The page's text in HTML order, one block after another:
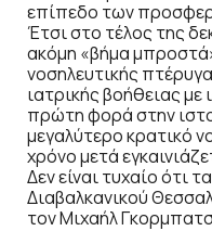
επίπεδο των
Έτσι στο τέλος της
ακόμη «βήμα
νοσηλευτικής
ιατρικής βοήθειας
πρώτη φορά στην
μεγαλύτερο κρατικό
χρόνο μετά
Δεν είναι τυχαίο ότι
Διαβαλκανικού
τον Μιχαήλ